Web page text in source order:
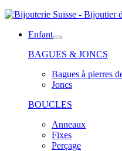
Enfant
BAGUES & JONCS
Bagues à pierres
Joncs
BOUCLES
Anneaux
Fixes
Perçage